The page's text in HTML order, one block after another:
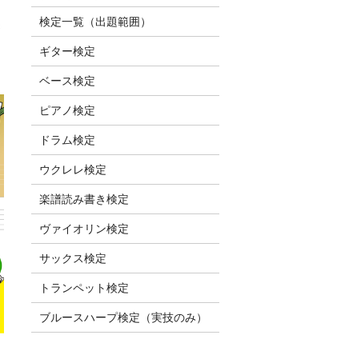
検定一覧（出題範囲）
ギター検定
ベース検定
ピアノ検定
ドラム検定
ウクレレ検定
楽譜読み書き検定
ヴァイオリン検定
サックス検定
トランペット検定
ブルースハープ検定（実技のみ）